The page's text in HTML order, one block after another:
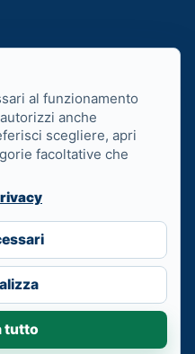
al funzionamento
autorizzi anche
scegliere, apri
facoltative che
tutto